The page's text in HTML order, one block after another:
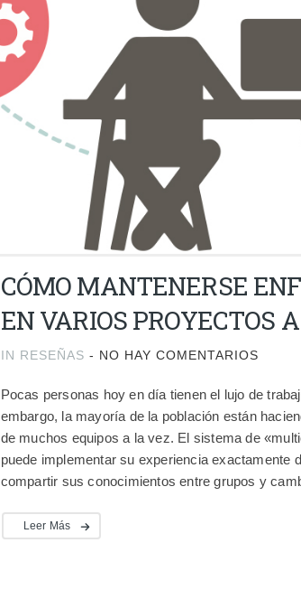
CÓMO MANTENERSE
EN VARIOS PROYECTOS
IN RESEÑAS - NO HAY COMENTARIOS
Pocas personas hoy en día tienen el lujo de
embargo, la mayoría de la población están
de muchos equipos a la vez. El sistema de
puede implementar su experiencia exactamente
compartir sus conocimientos entre grupos y
Leer Más